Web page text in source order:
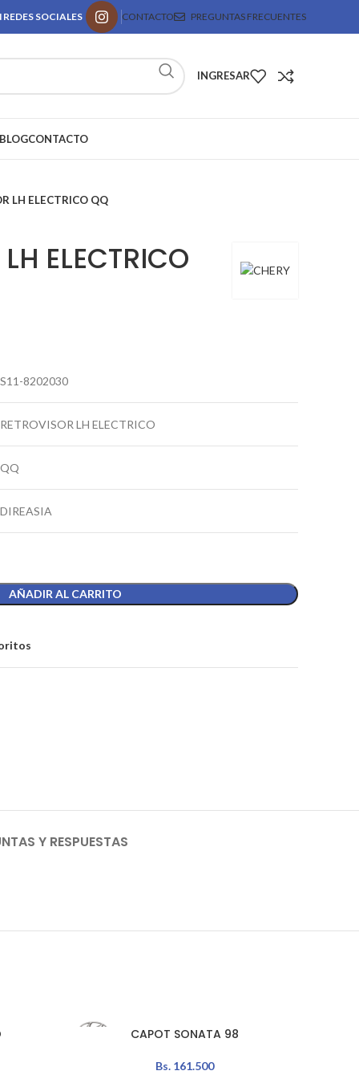
REDES SOCIALES CONTACTO PREGUNTAS FRECUENTES
INGRESAR
BLOGCONTACTO
LH ELECTRICO QQ
ELECTRICO
S11-8202030
RETROVISOR LH ELECTRICO
QQ
DIREASIA
AÑADIR AL CARRITO
Y RESPUESTAS
AÑADIR AL CARRITOCAPOT SONATA 98
Bs. 161.500